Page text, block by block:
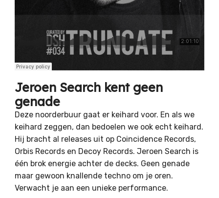
Jeroen Search kent geen
genade
Deze noorderbuur gaat er keihard voor. En als we
keihard zeggen, dan bedoelen we ook echt keihard.
Hij bracht al releases uit op Coincidence Records,
Orbis Records en Decoy Records. Jeroen Search is
één brok energie achter de decks. Geen genade
maar gewoon knallende techno om je oren.
Verwacht je aan een unieke performance.